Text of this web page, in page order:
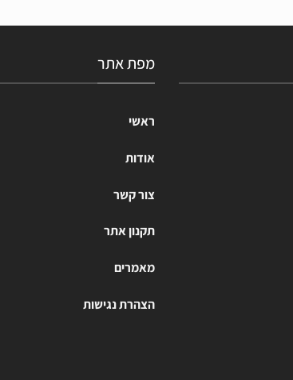
מפת אתר
ראשי
אודות
צור קשר
תקנון אתר
מאמרים
הצהרת נגישות